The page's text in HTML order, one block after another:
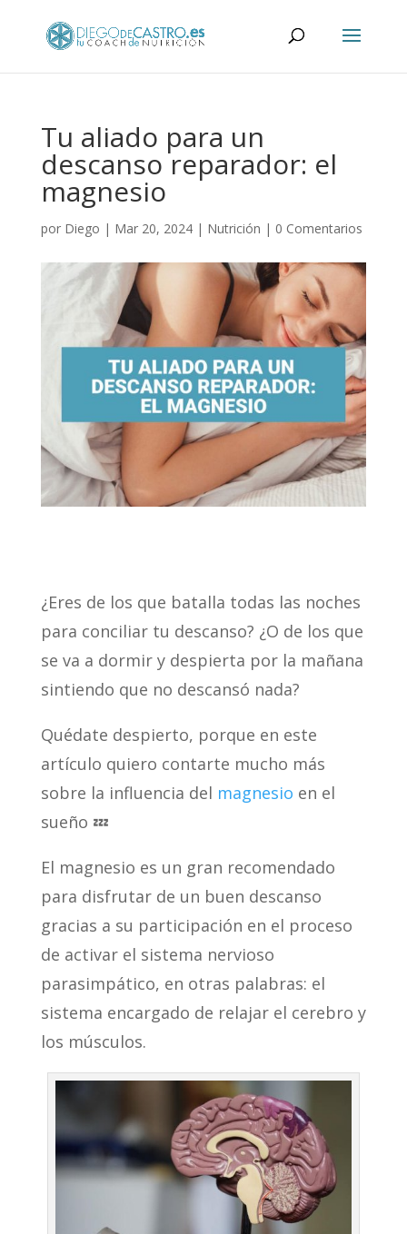
Tu aliado para un
descanso reparador: el
magnesio
por Diego | Mar 20, 2024| Nutrición | 0 Comentarios
¿Eres de los que batalla todas las noches
para conciliar tu descanso? ¿O de los que
se va a dormir y despierta por la mañana
sintiendo que no descansó nada?
Quédate despierto, porque en este
artículo quiero contarte mucho más
sobre la influencia del magnesio en el
sueño 💤
El magnesio es un gran recomendado
para disfrutar de un buen descanso
gracias a su participación en el proceso
de activar el sistema nervioso
parasimpático, en otras palabras: el
sistema encargado de relajar el cerebro y
los músculos.